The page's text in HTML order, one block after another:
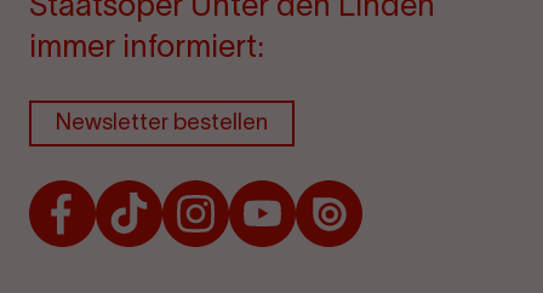
immer informiert:
Newsletter bestellen
FacebookTikTokInstagramYoutubeIssuu